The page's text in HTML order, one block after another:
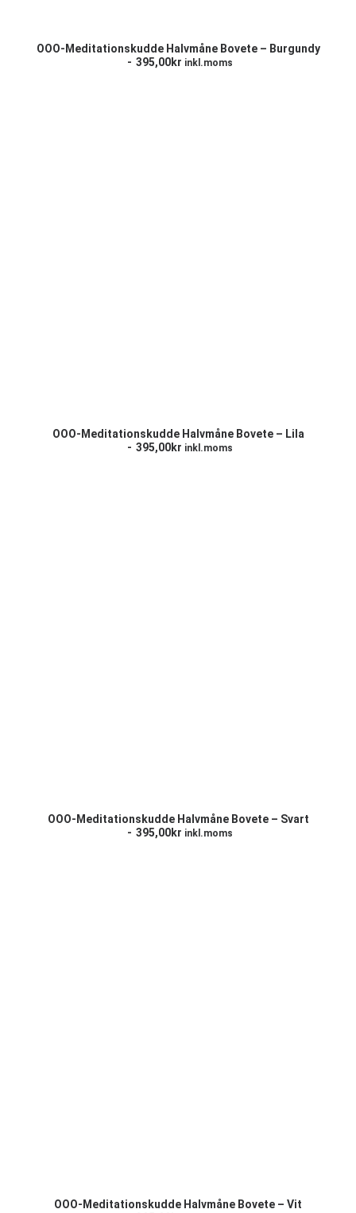
LÄGG TILL I VARUKORG
OOO-Meditationskudde Halvmåne Bovete – Burgundy
395,00kr inkl.moms
LÄGG TILL I VARUKORG
OOO-Meditationskudde Halvmåne Bovete – Lila
395,00kr inkl.moms
LÄGG TILL I VARUKORG
OOO-Meditationskudde Halvmåne Bovete – Svart
395,00kr inkl.moms
LÄGG TILL I VARUKORG
OOO-Meditationskudde Halvmåne Bovete – Vit